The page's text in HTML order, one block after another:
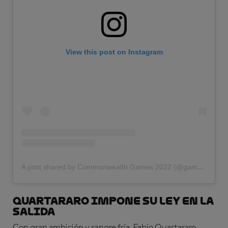
View this post on Instagram
A post shared by Commonwealth Games 2022 (@gamescommonwealth)
Quartararo impone su ley en la
salida